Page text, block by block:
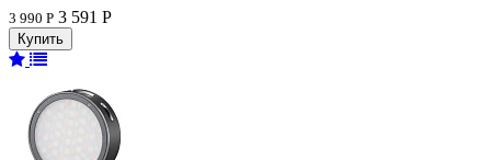
3 990 Р 3 591 Р